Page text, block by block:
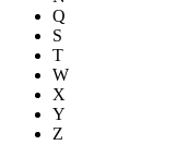
Q
S
T
W
X
Y
Z